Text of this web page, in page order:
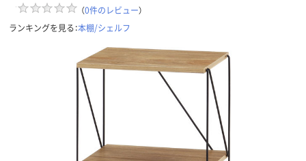
（0件のレビュー）
ランキングを見る：本棚/シェルフ